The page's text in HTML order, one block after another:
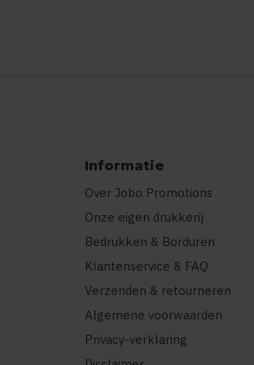
Informatie
Over Jobo Promotions
Onze eigen drukkerij
Bedrukken & Borduren
Klantenservice & FAQ
Verzenden & retourneren
Algemene voorwaarden
Privacy-verklaring